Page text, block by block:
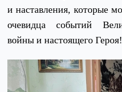
и наставления, которые
очевидца событий
войны и настоящего Героя!